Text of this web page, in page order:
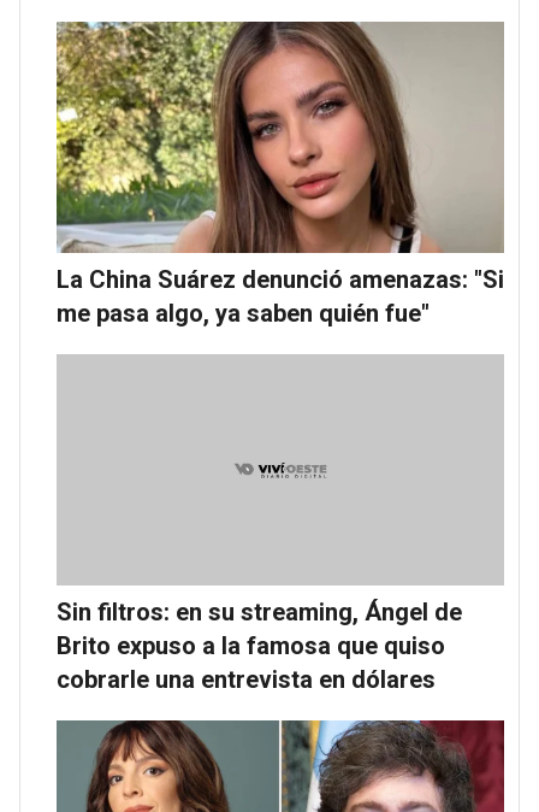
La China Suárez denunció amenazas: "Si
me pasa algo, ya saben quién fue"
Sin filtros: en su streaming, Ángel de
Brito expuso a la famosa que quiso
cobrarle una entrevista en dólares